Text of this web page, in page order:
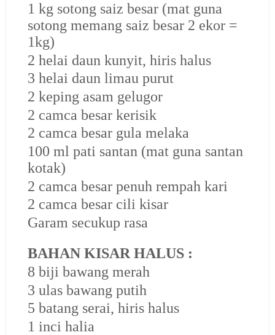
1 kg sotong saiz besar (mat guna
sotong memang saiz besar 2 ekor =
1kg)
2 helai daun kunyit, hiris halus
3 helai daun limau purut
2 keping asam gelugor
2 camca besar kerisik
2 camca besar gula melaka
100 ml pati santan (mat guna santan
kotak)
2 camca besar penuh rempah kari
2 camca besar cili kisar
Garam secukup rasa
BAHAN KISAR HALUS :
8 biji bawang merah
3 ulas bawang putih
5 batang serai, hiris halus
1 inci halia